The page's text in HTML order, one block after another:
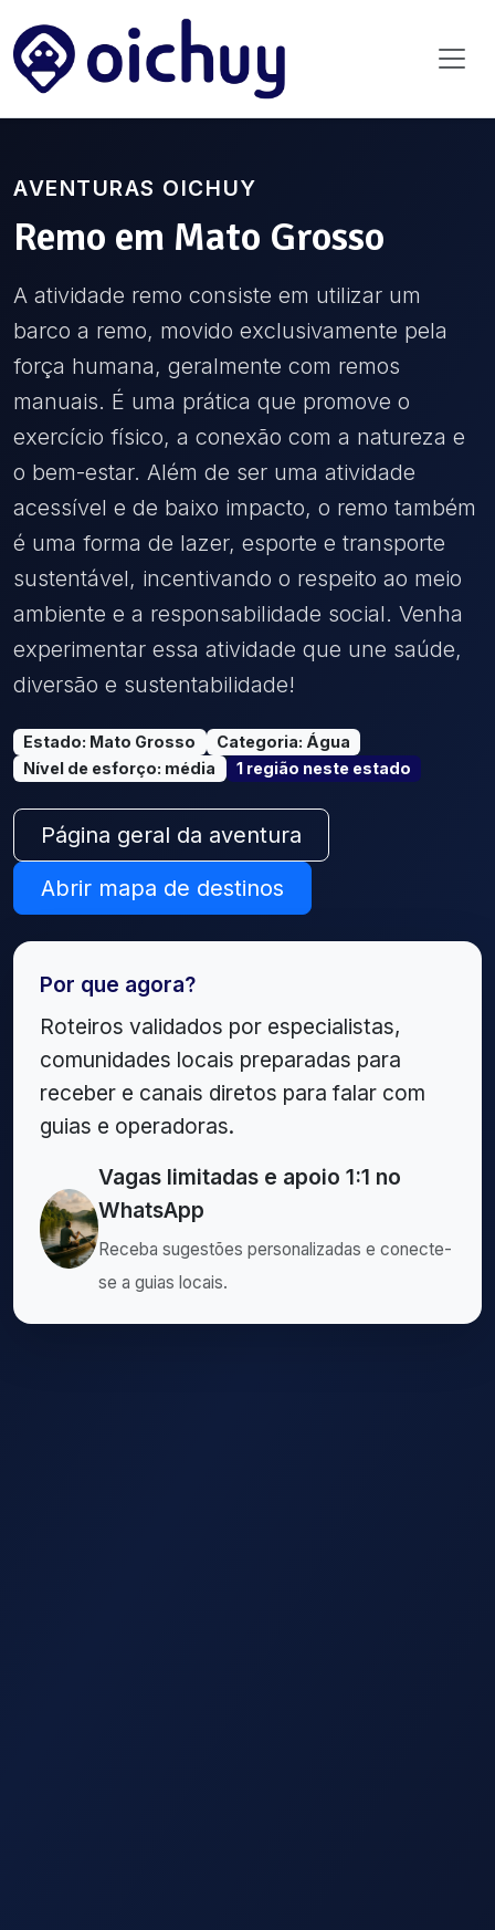
AVENTURAS OICHUY
Remo em Mato Grosso
A atividade remo consiste em utilizar um
barco a remo, movido exclusivamente pela
força humana, geralmente com remos
manuais. É uma prática que promove o
exercício físico, a conexão com a natureza e
o bem-estar. Além de ser uma atividade
acessível e de baixo impacto, o remo também
é uma forma de lazer, esporte e transporte
sustentável, incentivando o respeito ao meio
ambiente e a responsabilidade social. Venha
experimentar essa atividade que une saúde,
diversão e sustentabilidade!
Estado: Mato Grosso Categoria: Água
Nível de esforço: média 1 região neste estado
Página geral da aventura
Abrir mapa de destinos
Por que agora?
Roteiros validados por especialistas,
comunidades locais preparadas para
receber e canais diretos para falar com
guias e operadoras.
Vagas limitadas e apoio 1:1 no
WhatsApp
Receba sugestões personalizadas e conecte-
se a guias locais.